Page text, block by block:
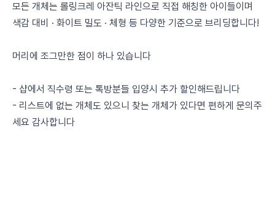
모든 개체는 롤링크레 아잔틱 라인으로 직접 해칭한 아이들이며
색감 대비 · 화이트 밀도 · 체형 등 다양한 기준으로 브리딩합니다!
머리에 조그만한 점이 하나 있습니다
- 샵에서 직수령 또는 톡방분들 입양시 추가 할인해드립니다
- 리스트에 없는 개체도 있으니 찾는 개체가 있다면 편하게 문의주
세요 감사합니다